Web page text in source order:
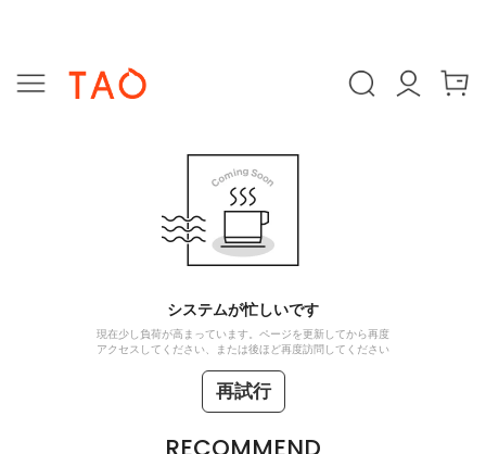
システムが忙しいです
現在少し負荷が高まっています。ページを更新してから再度
アクセスしてください、または後ほど再度訪問してください
再試行